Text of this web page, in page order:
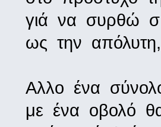
γιά να συρθώ
ως την
Αλλο ένα
με ένα οβολό